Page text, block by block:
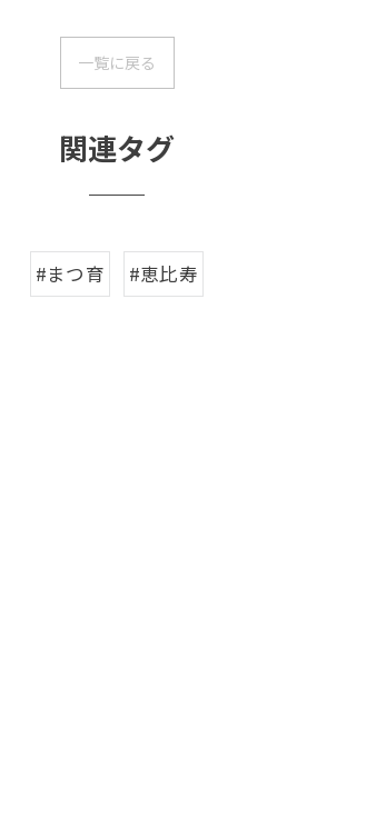
一覧に戻る
関連タグ
#まつ育 #恵比寿